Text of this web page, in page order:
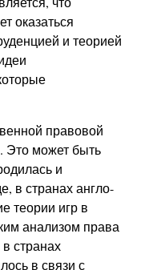
оказаться
и теорией
правовой
Это может быть
и
в странах англо-
теории игр в
анализом права
странах
в связи с